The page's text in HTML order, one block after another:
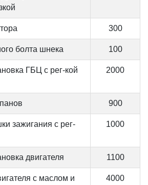
300
болта шнека 100
ГБЦ с рег-кой
2000
900
зажигания с рег-
1000
двигателя 1100
с маслом и
4000